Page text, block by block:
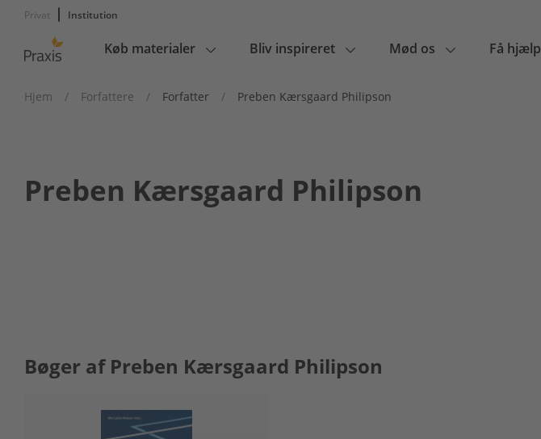
Privat Institution
Main
Køb materialer Bliv inspireret Mød os Få hjælp
Hjem / Forfattere / Forfatter / Preben Kærsgaard Philipson
Preben Kærsgaard Philipson
Bøger af Preben Kærsgaard Philipson